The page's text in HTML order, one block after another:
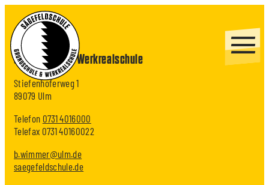
Sägefeldschule
Grundschule & Werkrealschule
Stiefenhoferweg 1
89079 Ulm
Telefon 0731 4016000
Telefax 0731 40160022
b.wimmer@ulm.de
saegefeldschule.de